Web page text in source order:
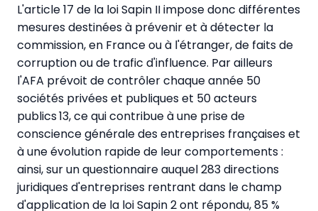
L'article 17 de la loi Sapin II impose donc différentes
mesures destinées à prévenir et à détecter la
commission, en France ou à l'étranger, de faits de
corruption ou de trafic d'influence. Par ailleurs
l'AFA prévoit de contrôler chaque année 50
sociétés privées et publiques et 50 acteurs
publics 13, ce qui contribue à une prise de
conscience générale des entreprises françaises et
à une évolution rapide de leur comportements :
ainsi, sur un questionnaire auquel 283 directions
juridiques d'entreprises rentrant dans le champ
d'application de la loi Sapin 2 ont répondu, 85 %